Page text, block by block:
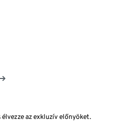
élvezze az exkluzív előnyöket.